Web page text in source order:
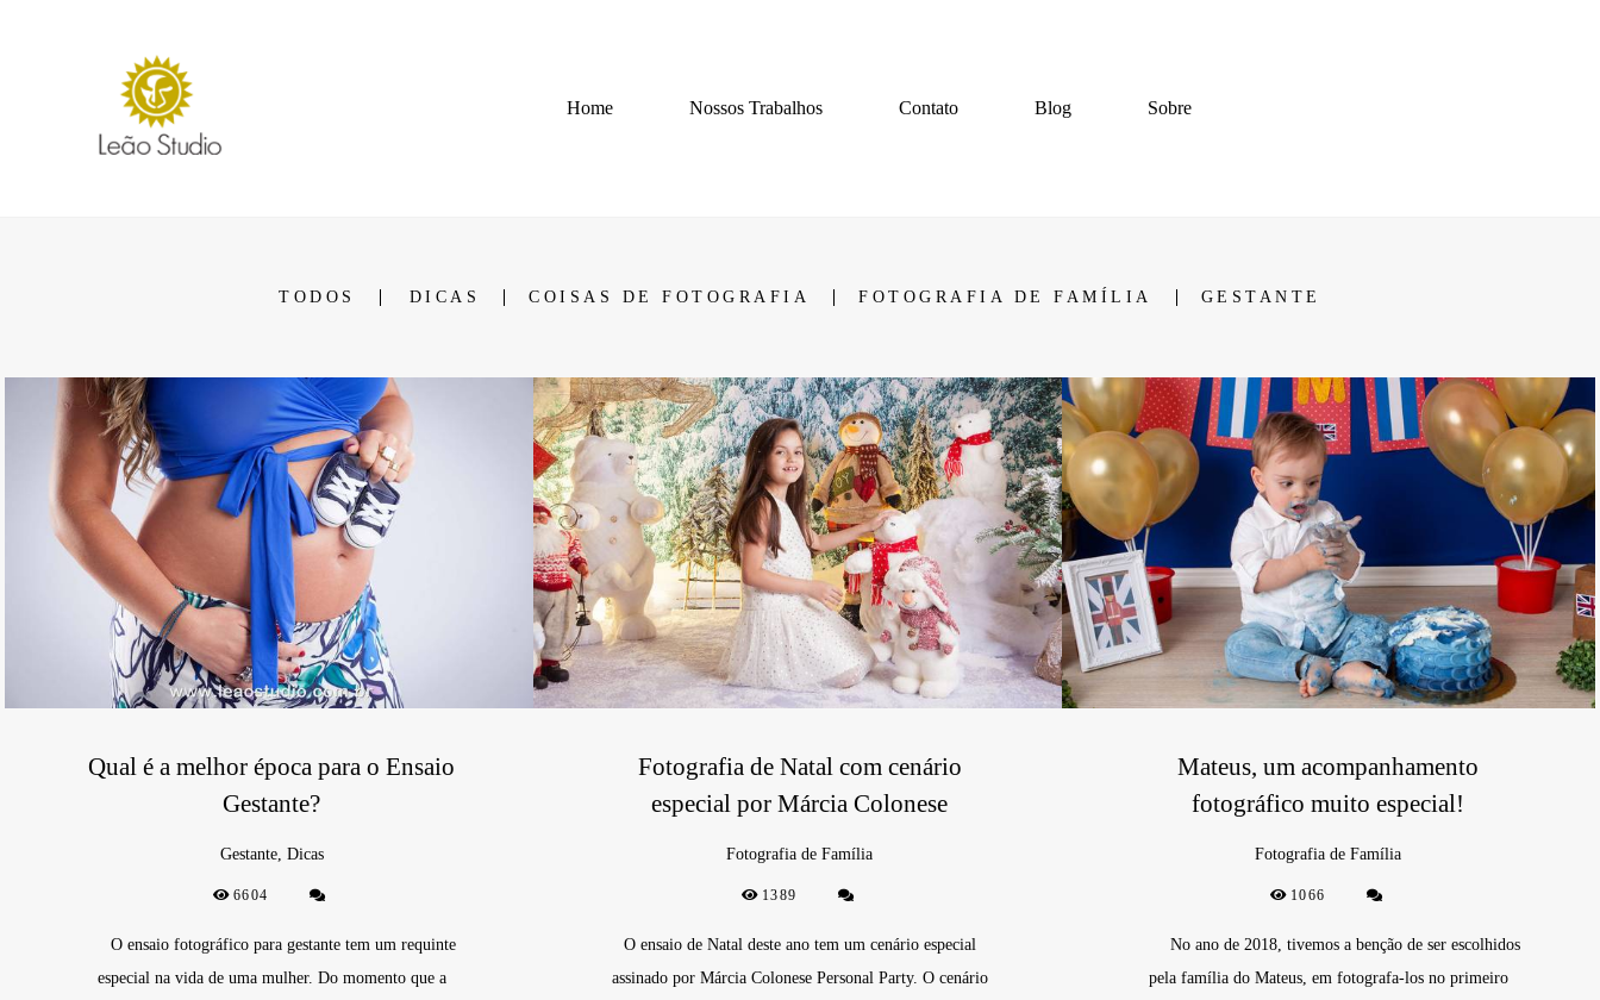
Home Nossos Trabalhos Contato Blog Sobre
TODOS DICAS COISAS DE FOTOGRAFIA FOTOGRAFIA DE FAMÍLIA GESTANTE
Qual é a melhor época para o Ensaio
Gestante?
Gestante, Dicas
6604
O ensaio fotográfico para gestante tem um requinte
especial na vida de uma mulher. Do momento que a
Fotografia de Natal com cenário
especial por Márcia Colonese
Fotografia de Família
1389
O ensaio de Natal deste ano tem um cenário especial
assinado por Márcia Colonese Personal Party. O cenário
Mateus, um acompanhamento
fotográfico muito especial!
Fotografia de Família
1066
No ano de 2018, tivemos a benção de ser escolhidos
pela família do Mateus, em fotografa-los no primeiro